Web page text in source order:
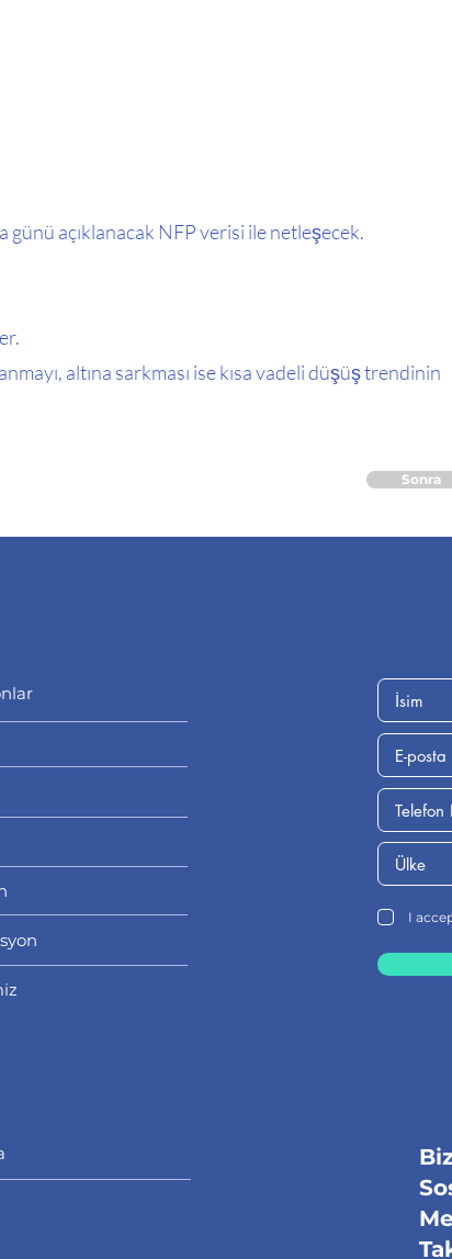
açıklanacak NFP verisi ile netleşecek.
altına sarkması ise kısa vadeli düşüş trendinin
Sonra
I